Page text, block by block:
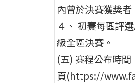
內曾於決賽獲獎者
４、 初賽每區評
級全區決賽。
(五) 賽程公布時
頁(https://